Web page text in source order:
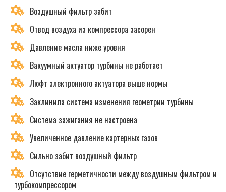
Воздушный фильтр забит
Отвод воздуха из компрессора засорен
Давление масла ниже уровня
Вакуумный актуатор турбины не работает
Люфт электронного актуатора выше нормы
Заклинила система изменения геометрии турбины
Система зажигания не настроена
Увеличенное давление картерных газов
Сильно забит воздушный фильтр
Отсутствие герметичности между воздушным фильтром и
турбокомпрессором